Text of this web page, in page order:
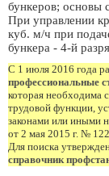
бункеров; основы
При управлении
куб. м/ч при
бункера - 4-й
С 1 июля 2016 года
профессиональные
которая необходима
трудовой функции,
законами или иными
от 2 мая 2015 г. №
Для поиска
справочник